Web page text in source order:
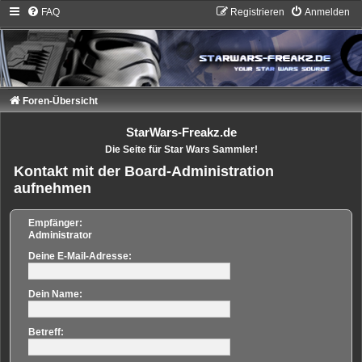
FAQ Anmelden
Registrieren
Foren-Übersicht
StarWars-Freakz.de
Die Seite für Star Wars Sammler!
Kontakt mit der Board-Administration
aufnehmen
Empfänger:
Administrator
Deine E-Mail-Adresse:
Dein Name:
Betreff: